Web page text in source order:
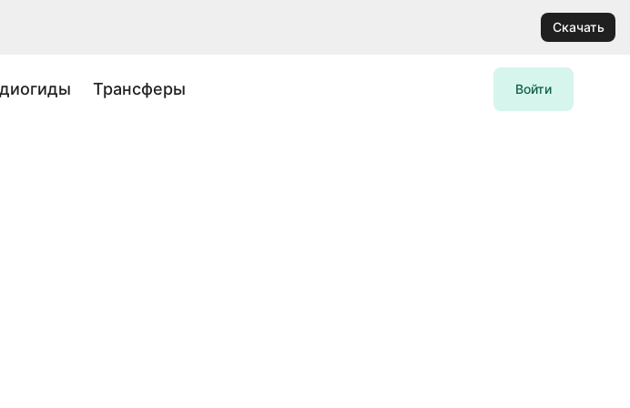
Скачать
Трансферы Войти